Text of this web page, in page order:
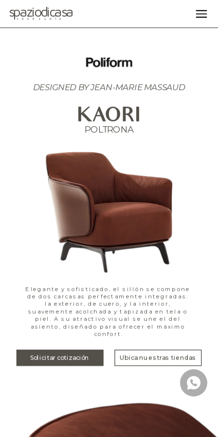
Ubica nuestras tiendas
Solicitar cotización
DESIGNED BY JEAN-MARIE MASSAUD
KAORI
POLTRONA
Elegante y sofisticado, el sillón se compone
de dos carcasas perfectamente integradas:
la exterior, de cuero, y la interior,
suavemente acolchada y tapizada en tela o
piel. A su atractivo visual se une el del
asiento, diseñado para ofrecer el máximo
confort.
spaziodicasa
venezuela